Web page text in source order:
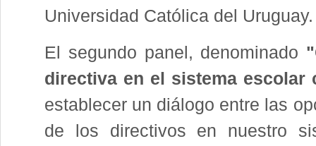
Universidad Católica del Uruguay.
El segundo panel, denominado
directiva en el sistema escolar
establecer un diálogo entre las
de los directivos en nuestro